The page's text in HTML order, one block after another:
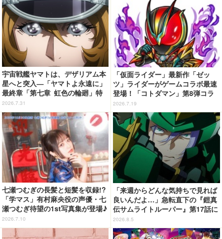
イヤホンが登場
宇宙戦艦ヤマトは、デザリアム本
星へと突入―「ヤマトよ永遠に」
最終章「第七章 虹色の輪廻」特
報映像が公開！加藤直之新規描き
下ろし特製スリーブのBlu-ray＆D
VD情報も
2026.7.31
「仮面ライダー」最新作「ゼッ
ツ」ライダーがゲームコラボ最速
登場！「コトダマン」第8弾コラ
ボ開催
2026.7.19
七瀬つむぎの長髪と短髪を収録!?
「学マス」有村麻央役の声優・七
瀬つむぎ待望の1st写真集が登場♪
10月30日に発売
2026.7.10
「来週からどんな気持ちで見れば
良いんだよ…」急転直下の『鎧真
伝サムライトルーパー』第17話に
感情の追いつかない視聴者が続
出…【ネタバレあり反応まとめ】
2026.8.5